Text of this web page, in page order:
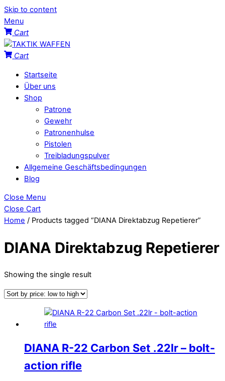
Skip to content
Menu
Cart
Cart
Startseite
Über uns
Shop
Patrone
Gewehr
Patronenhulse
Pistolen
Treibladungspulver
Allgemeine Geschäftsbedingungen
Blog
Close Menu
Close Cart
Home / Products tagged “DIANA Direktabzug Repetierer”
DIANA Direktabzug Repetierer
Showing the single result
DIANA R-22 Carbon Set .22lr – bolt-
action rifle